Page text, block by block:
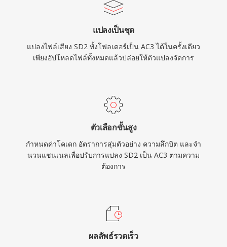
แปลงเป็นชุด
แปลงไฟล์เสียง SD2 ทั้งโฟลเดอร์เป็น AC3 ได้ในครั้งเดียว
เพียงอัปโหลดไฟล์ทั้งหมดแล้วปล่อยให้ตัวแปลงจัดการ
ตัวเลือกขั้นสูง
กำหนดค่าโคเดก อัตราการสุ่มตัวอย่าง ความลึกบิต และจำ
นวนแชนเนลเพื่อปรับการแปลง SD2 เป็น AC3 ตามความ
ต้องการ
ผลลัพธ์รวดเร็ว